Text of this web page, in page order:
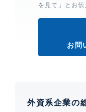
台相談（要確認）
敷地内ゴミ置場、
ロントサービス、
ブルームコレクシ
を見て」とお伝
お問
外資系企業の